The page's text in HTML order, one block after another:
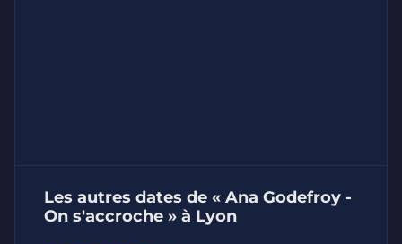
Les autres dates de « Ana Godefroy -
On s'accroche » à Lyon